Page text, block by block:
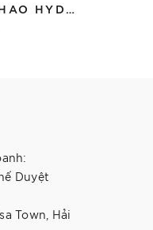
BỘ QUẦN ÁO THỂ THAO HYDROGEN THUNDERS TECH
Duyệt
Town, Hải